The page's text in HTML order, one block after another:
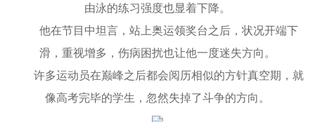
由泳的练习强度也显着下降。
他在节目中坦言，站上奥运领奖台之后，状况开端下
滑，重视增多，伤病困扰也让他一度迷失方向。
许多运动员在巅峰之后都会阅历相似的方针真空期，就
像高考完毕的学生，忽然失掉了斗争的方向。